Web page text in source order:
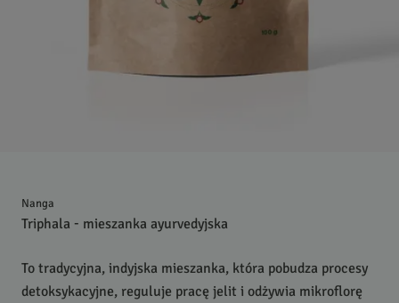
Nanga
Triphala - mieszanka ayurvedyjska
To tradycyjna, indyjska mieszanka, która pobudza procesy
detoksykacyjne, reguluje pracę jelit i odżywia mikroflorę